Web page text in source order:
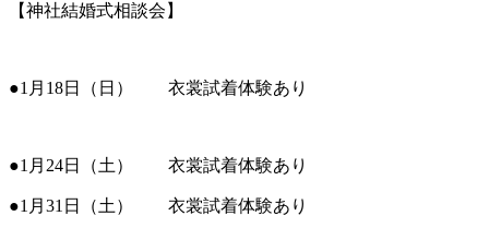
【神社結婚式相談会】
●1月18日（日） 衣裳試着体験あり
●1月24日（土） 衣裳試着体験あり
●1月31日（土） 衣裳試着体験あり